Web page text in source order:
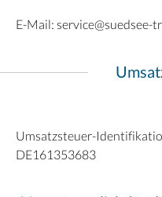
E-Mail: service@suedsee-
Umsatzsteuer-
DE161353683